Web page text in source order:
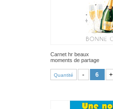
Carnet hr beaux
moments de partage
Quantité - +